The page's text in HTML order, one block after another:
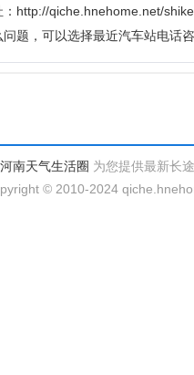
http://qiche.hnehome.net/
题，可以选择最近汽车站电话
河南天气生活圈 为您提供最新长
© 2010-2024